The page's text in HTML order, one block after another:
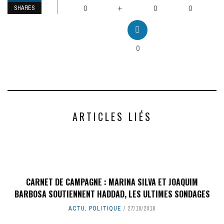
SHARES 0 + 0 0
0
ARTICLES LIÉS
CARNET DE CAMPAGNE : MARINA SILVA ET JOAQUIM
BARBOSA SOUTIENNENT HADDAD, LES ULTIMES SONDAGES
ACTU, POLITIQUE 27/10/2018